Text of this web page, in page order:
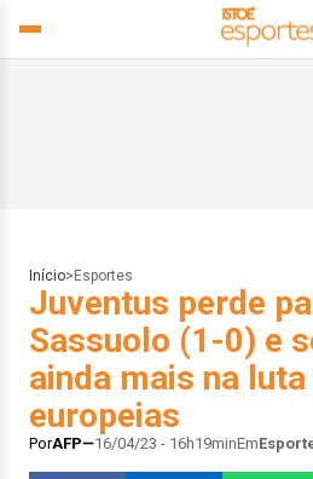
Início> Esportes
Juventus perde
Sassuolo (1-0) e
ainda mais na
europeias
PorAFP 16/04/23 - 16h19minEm